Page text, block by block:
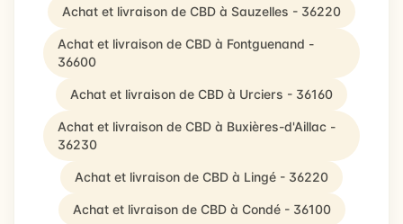
Achat et livraison de CBD à Sauzelles - 36220
Achat et livraison de CBD à Fontguenand -
36600
Achat et livraison de CBD à Urciers - 36160
Achat et livraison de CBD à Buxières-d'Aillac -
36230
Achat et livraison de CBD à Lingé - 36220
Achat et livraison de CBD à Condé - 36100